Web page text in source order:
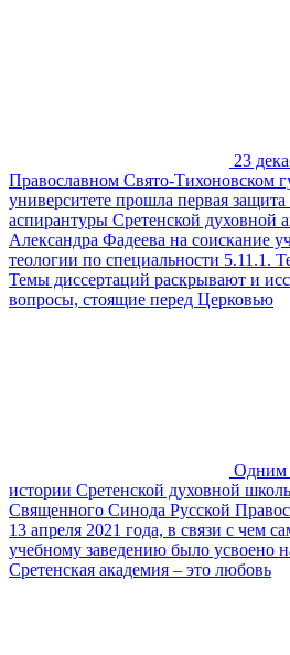
23
Православном Свято-Тихоновском
университете прошла первая
аспирантуры Сретенской духовной
Александра Фадеева на соискание
теологии по специальности 5.11.1.
Темы диссертаций раскрывают и
вопросы, стоящие перед Церковью
Одним
истории Сретенской духовной
Священного Синода Русской
13 апреля 2021 года, в связи с чем
учебному заведению было усвоено
Сретенская академия – это любовь